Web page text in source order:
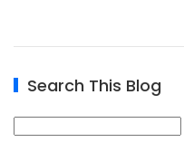
Search This Blog